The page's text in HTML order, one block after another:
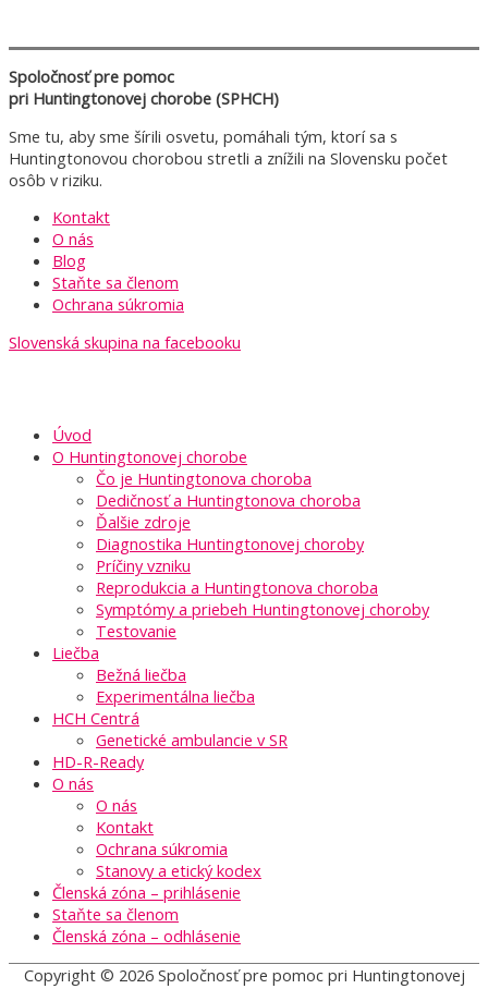
Spoločnosť pre pomoc
pri Huntingtonovej chorobe (SPHCH)
Sme tu, aby sme šírili osvetu, pomáhali tým, ktorí sa s
Huntingtonovou chorobou stretli a znížili na Slovensku počet
osôb v riziku.
Kontakt
O nás
Blog
Staňte sa členom
Ochrana súkromia
Slovenská skupina na facebooku
Úvod
O Huntingtonovej chorobe
Čo je Huntingtonova choroba
Dedičnosť a Huntingtonova choroba
Ďalšie zdroje
Diagnostika Huntingtonovej choroby
Príčiny vzniku
Reprodukcia a Huntingtonova choroba
Symptómy a priebeh Huntingtonovej choroby
Testovanie
Liečba
Bežná liečba
Experimentálna liečba
HCH Centrá
Genetické ambulancie v SR
HD-R-Ready
O nás
O nás
Kontakt
Ochrana súkromia
Stanovy a etický kodex
Členská zóna – prihlásenie
Staňte sa členom
Členská zóna – odhlásenie
Copyright © 2026 Spoločnosť pre pomoc pri Huntingtonovej